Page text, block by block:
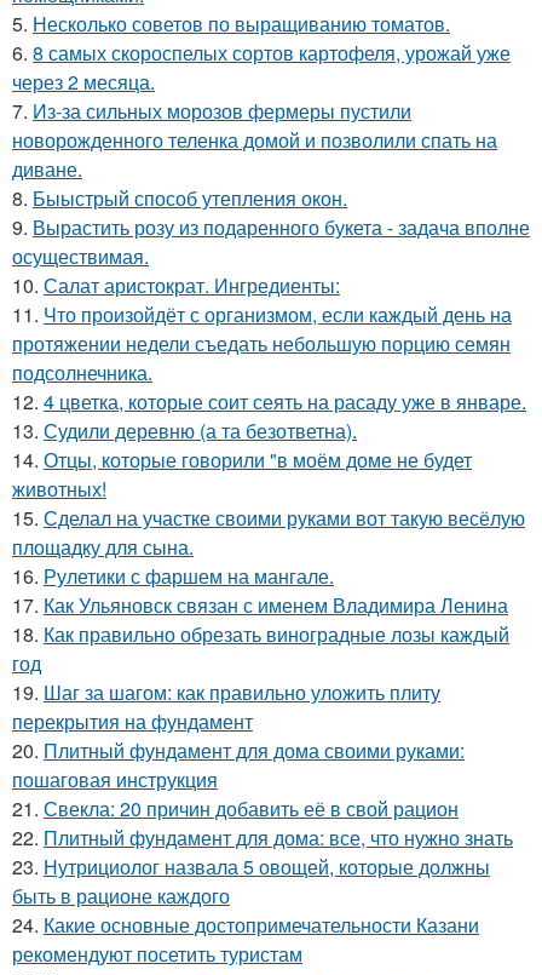
5. Несколько советов по выращиванию томатов.
6. 8 самых скороспелых сортов картофеля, урожай уже
через 2 месяца.
7. Из-за сильных морозов фермеры пустили
новорожденного теленка домой и позволили спать на
диване.
8. Быыстрый способ утепления окон.
9. Вырастить розу из подаренного букета - задача вполне
осуществимая.
10. Салат аристократ. Ингредиенты:
11. Что произойдёт с организмом, если каждый день на
протяжении недели съедать небольшую порцию семян
подсолнечника.
12. 4 цветка, которые соит сеять на расаду уже в январе.
13. Судили деревню (а та безответна).
14. Отцы, которые говорили "в моём доме не будет
животных!
15. Сделал на участке своими руками вот такую весёлую
площадку для сына.
16. Рулетики с фаршем на мангале.
17. Как Ульяновск связан с именем Владимира Ленина
18. Как правильно обрезать виноградные лозы каждый
год
19. Шаг за шагом: как правильно уложить плиту
перекрытия на фундамент
20. Плитный фундамент для дома своими руками:
пошаговая инструкция
21. Свекла: 20 причин добавить её в свой рацион
22. Плитный фундамент для дома: все, что нужно знать
23. Нутрициолог назвала 5 овощей, которые должны
быть в рационе каждого
24. Какие основные достопримечательности Казани
рекомендуют посетить туристам